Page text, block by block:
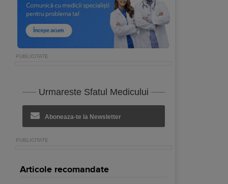
Urmareste Sfatul Medicului
Aboneaza-te la Newsletter
Articole recomandate